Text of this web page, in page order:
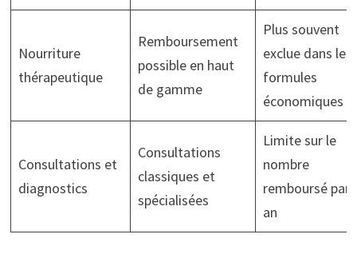
Nourriture
thérapeutique
Remboursement
possible en haut
de gamme
Plus souvent
exclue dans les
formules
économiques
Consultations et
diagnostics
Consultations
classiques et
spécialisées
Limite sur le
nombre
remboursé par
an